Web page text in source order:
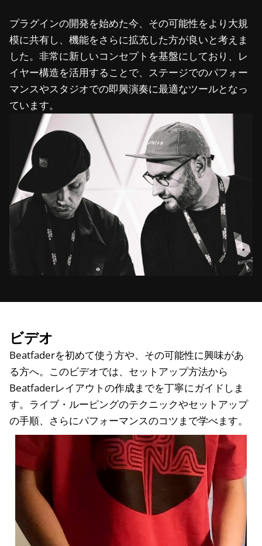
プラグインの開発を始めた今、その可能性をより大規
模に共有し、機能をさらに拡充した方が良いと考えま
した。非常に新しいコンセプトを基盤にしており、レ
イヤー構造を活用することで、ステージでのパフォー
マンスやスタジオでの即興演奏に最適なツールとなっ
ています。
ビデオ
Beatfaderを初めて使う方や、その可能性に興味があ
る方へ。このビデオでは、セットアップ方法から
Beatfaderレイアウトの作成までを丁寧にガイドしま
す。ライブ・ルーピングのテクニックやセットアップ
の手順、さらにパフォーマンスのコツまで学べます。